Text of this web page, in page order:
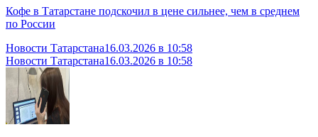
Кофе в Татарстане подскочил в цене сильнее, чем в среднем
по России
Новости Татарстана16.03.2026 в 10:58
Новости Татарстана16.03.2026 в 10:58